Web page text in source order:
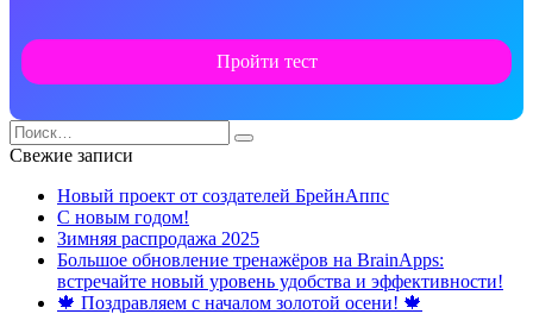
Пройти тест
Search
for:
Свежие записи
Новый проект от создателей БрейнАппс
С новым годом!
Зимняя распродажа 2025
Большое обновление тренажёров на BrainApps:
встречайте новый уровень удобства и эффективности!
🍁 Поздравляем с началом золотой осени! 🍁